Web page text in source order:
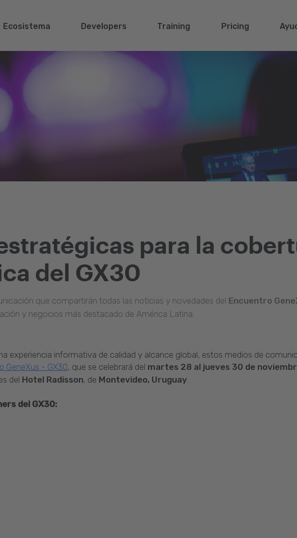
Ecosistema Developers Training Pricing
para la
del GX30
que compartirán todas las noticias y novedades del Encuentro
y negocios más destacado de América Latina.
experiencia informativa de calidad y alcance global, estos medios de
GeneXus - GX30, que se celebrará del martes 28 al jueves 30 de
del Hotel Radisson, de Montevideo, Uruguay.
del GX30: